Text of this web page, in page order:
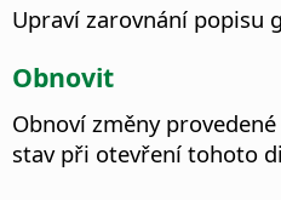
Upraví zarovnání popisu
Obnovit
Obnoví změny
stav při otevření tohoto